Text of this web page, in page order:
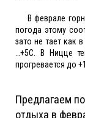
В феврале
погода этому
зато не тает как
…+5С. В Ницце
прогревается до
Предлагаем
отдыха в